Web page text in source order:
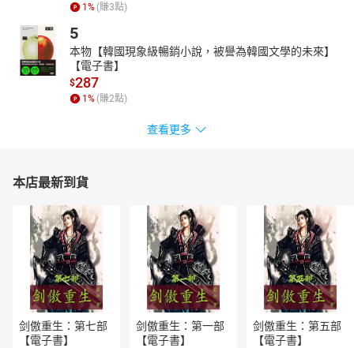
1% (賺3點)
5
本物【韓國現象級暢銷小說，被譽為韓國文學的未來】
【電子書】
$287
1% (賺2點)
查看更多
本店最新到貨
剑傲重生：第七部
【電子書】
剑傲重生：第一部
【電子書】
剑傲重生：第五部
【電子書】